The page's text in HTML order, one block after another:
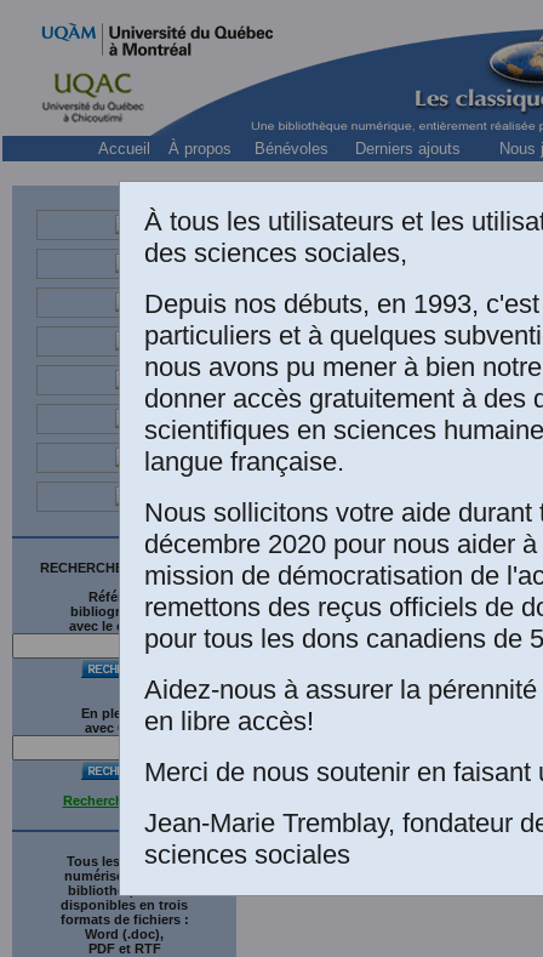
Accueil À propos Bénévoles Derniers ajouts Nous
RECHERCHE SUR LE SITE
Références
bibliographiques
avec le catalogue
En plein texte
avec G gle
Recherche avancée
Tous les ouvrages
numérisés de cette
bibliothèque sont
disponibles en trois
formats de fichiers :
Word (.doc),
PDF et RTF
À tous les utilisateurs et les
des sciences sociales,
Depuis nos débuts, en 1993,
particuliers et à quelques
nous avons pu mener à bien
donner accès gratuitement à des
scientifiques en sciences
langue française.
Nous sollicitons votre aide durant
décembre 2020 pour nous aider
mission de démocratisation de
remettons des reçus officiels de
pour tous les dons canadiens de
Aidez-nous à assurer la
en libre accès!
Merci de nous soutenir en faisant
Jean-Marie Tremblay, fondateur
sciences sociales